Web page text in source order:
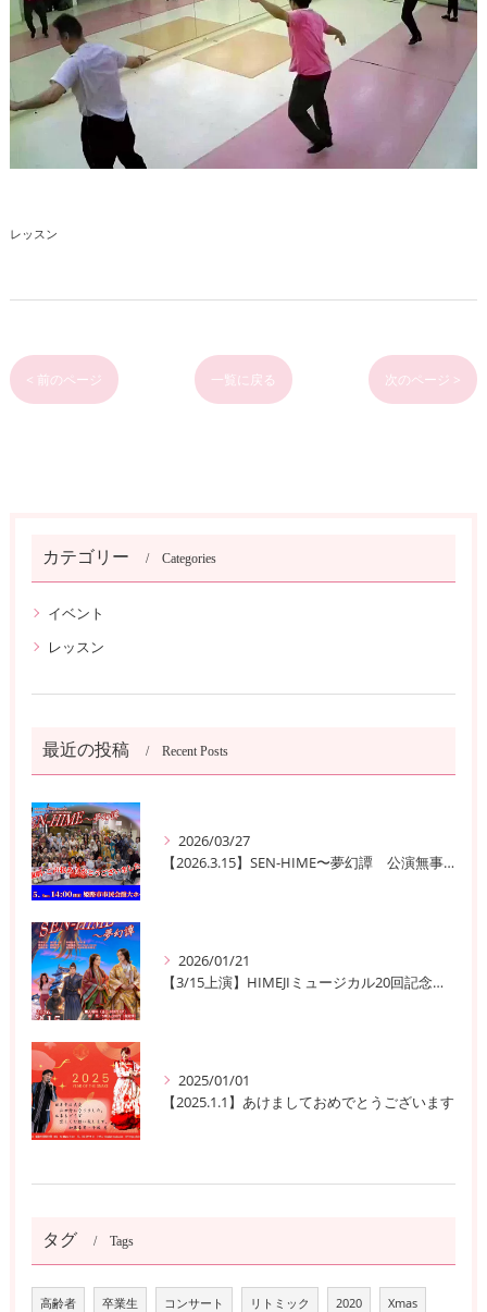
レッスン
< 前のページ 一覧に戻る 次のページ >
カテゴリー Categories
イベント
レッスン
最近の投稿 Recent Posts
2026/03/27
【2026.3.15】SEN-HIME〜夢幻譚 公演無事終了
2026/01/21
【3/15上演】HIMEJIミュージカル20回記念公演！ 姫路の歴史と夢が交錯する『SEN-HIME〜夢幻譚』
2025/01/01
【2025.1.1】あけましておめでとうございます
タグ Tags
高齢者 卒業生 コンサート リトミック 2020 Xmas